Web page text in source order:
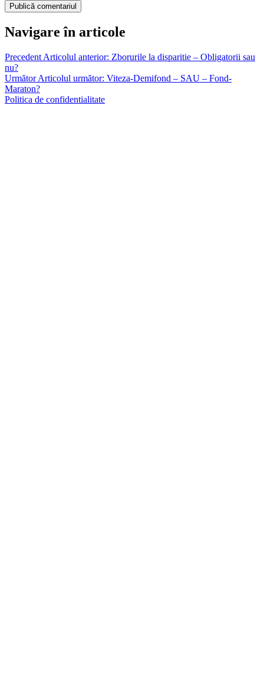
Navigare în articole
Precedent Articolul anterior: Zborurile la disparitie – Obligatorii sau
nu?
Următor Articolul următor: Viteza-Demifond – SAU – Fond-
Maraton?
Politica de confidentialitate